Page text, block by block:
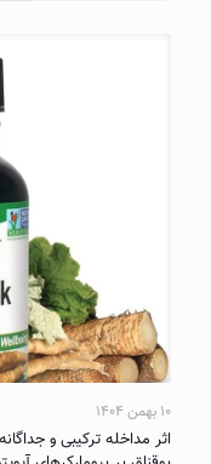
۱۰ بهمن ۱۴۰۴
اثر مداخله ترکیبی و